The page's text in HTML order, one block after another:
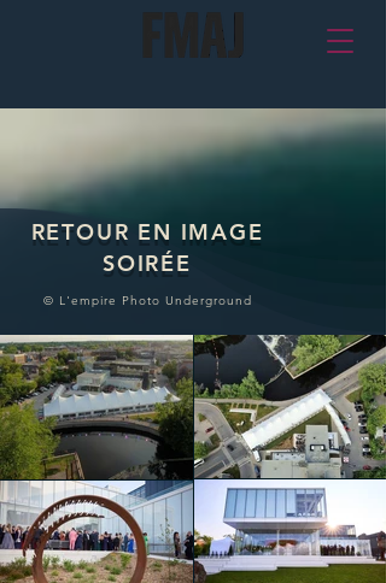
RETOUR EN IMAGE
SOIRÉE
© L'empire Photo Underground